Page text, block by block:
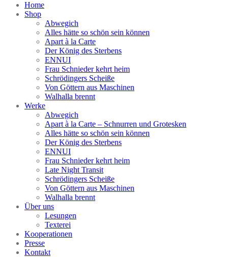
Home
Shop
Abwegich
Alles hätte so schön sein können
Apart à la Carte
Der König des Sterbens
ENNUI
Frau Schnieder kehrt heim
Schrödingers Scheiße
Von Göttern aus Maschinen
Walhalla brennt
Werke
Abwegich
Apart à la Carte – Schnurren und Grotesken
Alles hätte so schön sein können
Der König des Sterbens
ENNUI
Frau Schnieder kehrt heim
Late Night Transit
Schrödingers Scheiße
Von Göttern aus Maschinen
Walhalla brennt
Über uns
Lesungen
Texterei
Kooperationen
Presse
Kontakt